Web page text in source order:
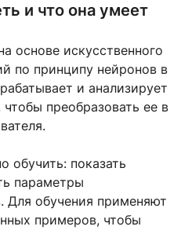
и что она умеет
основе искусственного
по принципу нейронов в
и анализирует
преобразовать ее в
обучить: показать
параметры
Для обучения применяют
примеров, чтобы